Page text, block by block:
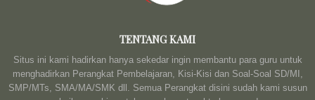
TENTANG KAMI
Situs ini kami hadirkan hanya sekedar ingin membantu para guru untuk
menghadirkan Perangkat Pembelajaran, Kisi-Kisi dan Soal-Soal SD/MI,
SMP/MTs, SMA/MA/SMK dll. Semua Perangkat disini sudah kami susun